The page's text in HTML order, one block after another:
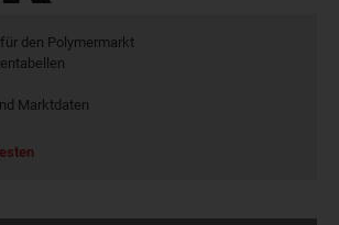
den Polymermarkt
Marktdaten